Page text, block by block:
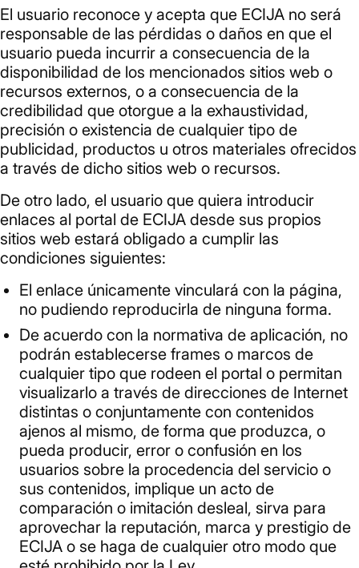
El usuario reconoce y acepta que ECIJA no será
responsable de las pérdidas o daños en que el
usuario pueda incurrir a consecuencia de la
disponibilidad de los mencionados sitios web o
recursos externos, o a consecuencia de la
credibilidad que otorgue a la exhaustividad,
precisión o existencia de cualquier tipo de
publicidad, productos u otros materiales ofrecidos
a través de dicho sitios web o recursos.
De otro lado, el usuario que quiera introducir
enlaces al portal de ECIJA desde sus propios
sitios web estará obligado a cumplir las
condiciones siguientes:
El enlace únicamente vinculará con la página,
no pudiendo reproducirla de ninguna forma.
De acuerdo con la normativa de aplicación, no
podrán establecerse frames o marcos de
cualquier tipo que rodeen el portal o permitan
visualizarlo a través de direcciones de Internet
distintas o conjuntamente con contenidos
ajenos al mismo, de forma que produzca, o
pueda producir, error o confusión en los
usuarios sobre la procedencia del servicio o
sus contenidos, implique un acto de
comparación o imitación desleal, sirva para
aprovechar la reputación, marca y prestigio de
ECIJA o se haga de cualquier otro modo que